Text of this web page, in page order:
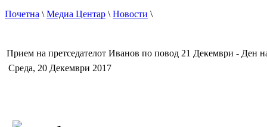
Почетна \Медиа Центар \Новости \
Прием на претседателот Иванов по повод 21 Декември - Ден на
Среда, 20 Декември 2017